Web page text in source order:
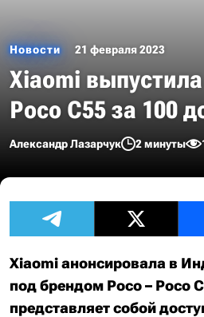
Новости 21 февраля 2023
Xiaomi
Poco C55 за 100
Александр Лазарчук 2 минуты
Xiaomi анонсировала в
под брендом Poco – Poco
представляет собой